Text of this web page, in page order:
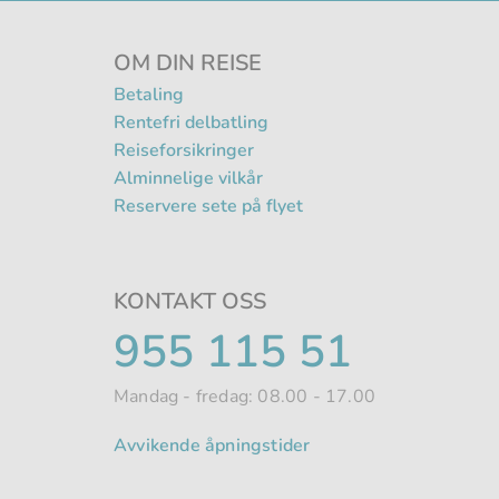
OM DIN REISE
Betaling
Rentefri delbatling
Reiseforsikringer
Alminnelige vilkår
Reservere sete på flyet
KONTAKT OSS
TELEFONNUMMER
955 115 51
Mandag - fredag: 08.00 - 17.00
Avvikende åpningstider